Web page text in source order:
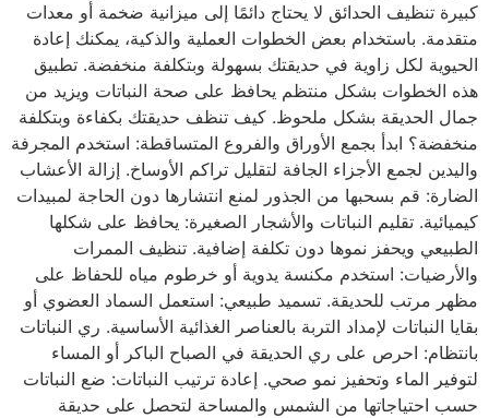
كبيرة تنظيف الحدائق لا يحتاج دائمًا إلى ميزانية ضخمة أو معدات
متقدمة. باستخدام بعض الخطوات العملية والذكية، يمكنك إعادة
الحيوية لكل زاوية في حديقتك بسهولة وبتكلفة منخفضة. تطبيق
هذه الخطوات بشكل منتظم يحافظ على صحة النباتات ويزيد من
جمال الحديقة بشكل ملحوظ. كيف تنظف حديقتك بكفاءة وبتكلفة
منخفضة؟ ابدأ بجمع الأوراق والفروع المتساقطة: استخدم المجرفة
واليدين لجمع الأجزاء الجافة لتقليل تراكم الأوساخ. إزالة الأعشاب
الضارة: قم بسحبها من الجذور لمنع انتشارها دون الحاجة لمبيدات
كيميائية. تقليم النباتات والأشجار الصغيرة: يحافظ على شكلها
الطبيعي ويحفز نموها دون تكلفة إضافية. تنظيف الممرات
والأرضيات: استخدم مكنسة يدوية أو خرطوم مياه للحفاظ على
مظهر مرتب للحديقة. تسميد طبيعي: استعمل السماد العضوي أو
بقايا النباتات لإمداد التربة بالعناصر الغذائية الأساسية. ري النباتات
بانتظام: احرص على ري الحديقة في الصباح الباكر أو المساء
لتوفير الماء وتحفيز نمو صحي. إعادة ترتيب النباتات: ضع النباتات
حسب احتياجاتها من الشمس والمساحة لتحصل على حديقة